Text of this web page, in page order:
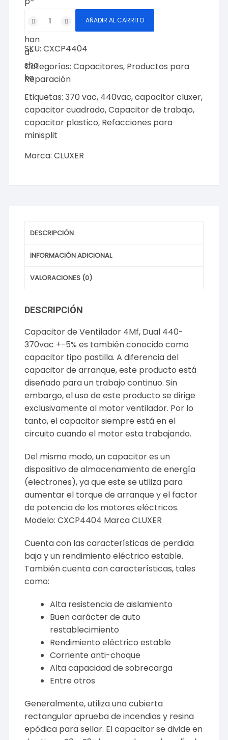
de
Ventilador
4Mf,
Dual
440-
370vac
+-5%,
Modelo:
CXCP4404
Marca
cantidad
AÑADIR AL CARRITO
SKU:CXCP4404
Categorías:Capacitores, Productos para
Reparación
Etiquetas:370 vac, 440vac,capacitor cluxer,
capacitor cuadrado,Capacitor de trabajo,
capacitor plastico, Refacciones para
minisplit
Marca:CLUXER
DESCRIPCIÓN
INFORMACIÓN ADICIONAL
VALORACIONES (0)
DESCRIPCIÓN
Capacitor de Ventilador 4Mf, Dual 440-
370vac +-5% es también conocido como
capacitor tipo pastilla. A diferencia del
capacitor de arranque, este producto está
diseñado para un trabajo continuo. Sin
embargo, el uso de este producto se dirige
exclusivamente al motor ventilador. Por lo
tanto, el capacitor siempre está en el
circuito cuando el motor esta trabajando.
Del mismo modo, un capacitor es un
dispositivo de almacenamiento de energía
(electrones), ya que este se utiliza para
aumentar el torque de arranque y el factor
de potencia de los motores eléctricos.
Modelo: CXCP4404 Marca CLUXER
Cuenta con las características de perdida
baja y un rendimiento eléctrico estable.
También cuenta con características, tales
como:
Alta resistencia de aislamiento
Buen carácter de auto
restablecimiento
Rendimiento eléctrico estable
Corriente anti-choque
Alta capacidad de sobrecarga
Entre otros
Generalmente, utiliza una cubierta
rectangular aprueba de incendios y resina
epódica para sellar. El capacitor se divide en